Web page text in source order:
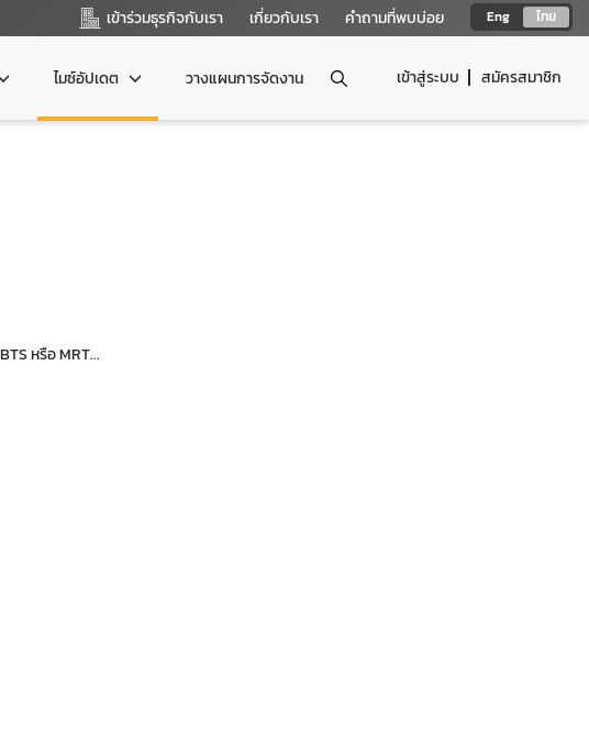
Eng ไทย
เข้าร่วมธุรกิจกับเรา เกี่ยวกับเรา คำถามที่พบบ่อย
เข้าสู่ระบบ สมัครสมาชิก
ไมซ์อัปเดต วางแผนการจัดงาน
หรือ MRT...